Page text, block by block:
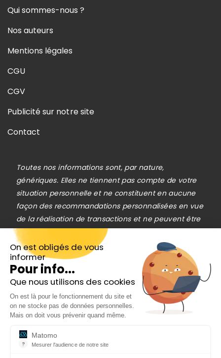
On est obligés de vous
informer
Pour info...
Que nous utilisons des cookies
On est là pour le fonctionnement du site et
on ne stocke pas de données personnelles.
Mais on doit vous prévenir quand même.
?
Matomo
Mesurer l'audience de notre site
Inscrivez-vous gratuitement à
notre Newsletter hebdo
En cadeau notre ebook
Qui sommes-nous ?
Nos auteurs
Mentions légales
CGU
CGV
Publicité sur notre site
Contact
Toutes nos informations sont, par nature,
génériques. Elles ne tiennent pas compte de votre
situation personnelle et ne constituent en aucune
façon des recommandations personnalisées en vue
de la réalisation de transactions et ne peuvent être
assimilées à une prestation de conseil en
investissement financier, ni à une incitation
quelconque à acheter ou vendre des instruments
financiers. Le lecteur est seul responsable de
l’utilisation de l’information fournie, sans qu’aucun
recours contre la société éditrice de
Cafedelabourse.com ne soit possible. La
responsabilité de la société éditrice de
Cafedelabourse.com ne pourra en aucun cas être
engagée en cas d’erreur, d’omission ou